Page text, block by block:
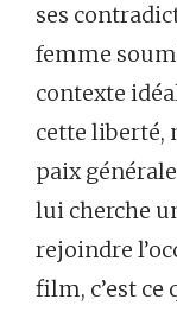
ses
femme
contexte
cette liberté,
paix
lui cherche
rejoindre
film, c’est ce